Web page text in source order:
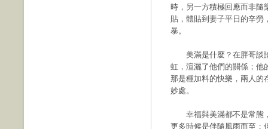
時，另一方積極回應而非隨
貼，體貼到妻子平日的辛勞
暴。
美滿是什麼？在胖哥談
虹，渲灑了他們的關係；他
那是種加料的快樂，兩人的
妙處。
幸福與美滿都不是常態，
更多時候是伴隨風雨而至；